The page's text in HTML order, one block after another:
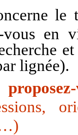
le
vous en
lignée).